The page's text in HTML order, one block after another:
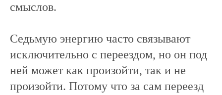
смыслов.
Седьмую энергию часто связывают
исключительно с переездом, но он под
ней может как произойти, так и не
произойти. Потому что за сам переезд